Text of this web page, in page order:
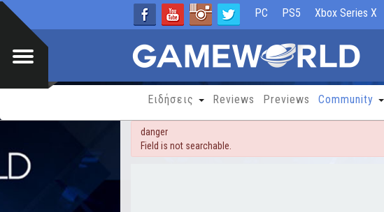
PC PS5 Xbox Series X
Ειδήσεις Reviews Previews Community
danger
Field is not searchable.